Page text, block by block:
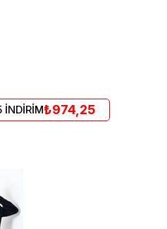
İNDİRİM₺974,25